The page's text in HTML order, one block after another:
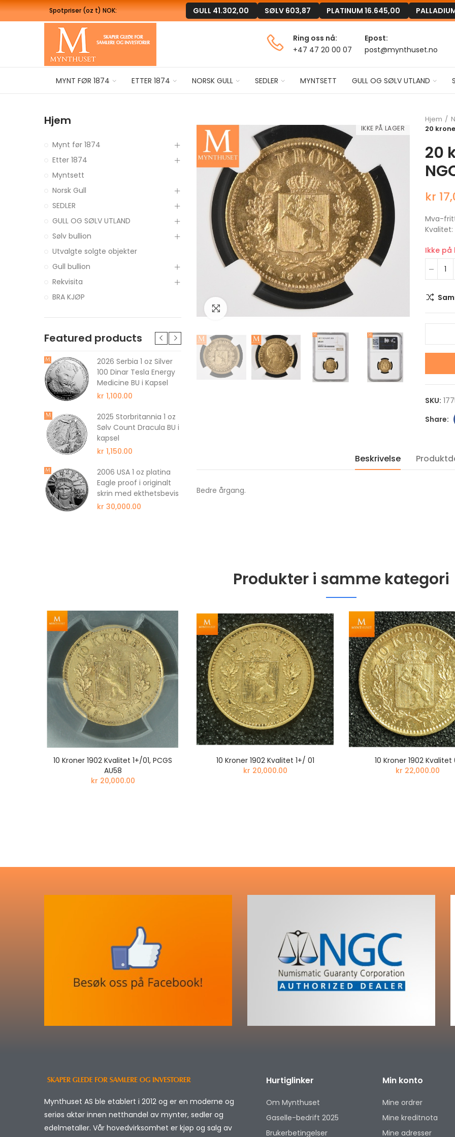
Spotpriser (oz t) NOK:
Ring oss nå:
+47 47 20 00 07
Epost:
post@mynthuset.no
MYNT FØR 1874 ETTER 1874 NORSK GULL SEDLER MYNTSETT GULL OG SØLV UTLAND
GULL 41.302,00 SØLV 603,87 PLATINUM 16.645,00
IKKE PÅ LAGER
Klikk for å forstørre
Hjem
20
20
kr
Mva-
Kvalitet:
Ikke på
SKU:
Beskrivelse
Bedre årgang.
Hjem
Mynt før 1874
Etter 1874
Myntsett
Norsk Gull
SEDLER
GULL OG SØLV UTLAND
Sølv bullion
Utvalgte solgte objekter
Gull bullion
Rekvisita
BRA KJØP
Featured products
2026 Serbia 1 oz Silver
100 Dinar Tesla Energy
Medicine BU i Kapsel
kr 1,100.00
2025 Storbritannia 1 oz
Sølv Count Dracula BU i
kapsel
kr 1,150.00
2006 USA 1 oz platina
Eagle proof i originalt
skrin med ekthetsbevis
kr 30,000.00
2025 Australia 1 oz
FARGE sølv Lunar S3
Year of the Snake BU
kr 6,500.00
2026 UK 1 oz platina
2026 Serbia 1 oz
100 Dinar Tesla
Medicine BU i
kr 1,100.00
2025
Sølv Count
2006 USA 1 oz
Produkter i samme kategori
10 Kroner 1902 Kvalitet 1+/01, PCGS
AU58
kr 20,000.00
10 Kroner 1902 Kvalitet 1+/ 01
kr 20,000.00
10 Kroner 1902 Kvalitet
kr 22,000.00
Mynthuset AS ble etablert i 2012 og er en moderne og
seriøs aktør innen netthandel av mynter, sedler og
edelmetaller. Vår hovedvirksomhet er kjøp og salg av
Hurtiglinker
Om Mynthuset
Gaselle-bedrift 2025
Brukerbetingelser
Min konto
Mine ordrer
Mine kreditnota
Mine adresser